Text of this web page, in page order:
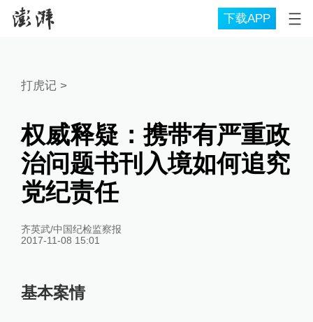
下载APP
打虎记>
权威释疑：携带有严重政
治问题书刊入境如何追究
党纪责任
齐英武/中国纪检监察报
2017-11-08 15:01
基本案情